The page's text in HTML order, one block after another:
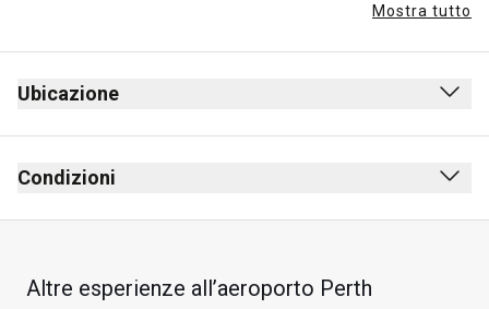
Mostra tutto
Ubicazione
Condizioni
Altre esperienze all’aeroporto Perth